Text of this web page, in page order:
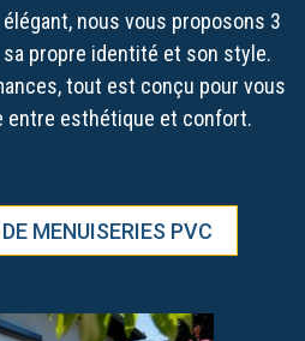
nous vous proposons 3
propre identité et son style.
tout est conçu pour vous
entre esthétique et confort.
MENUISERIES PVC